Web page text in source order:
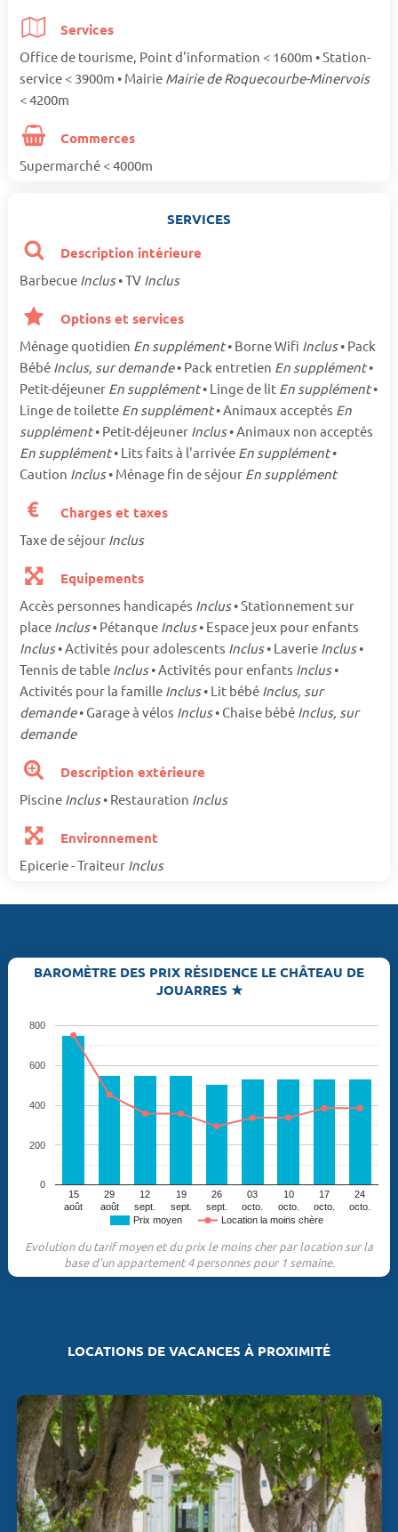
Services
Office de tourisme, Point d'information < 1600m • Station-
service < 3900m • Mairie Mairie de Roquecourbe-Minervois
< 4200m
Commerces
Supermarché < 4000m
SERVICES
Description intérieure
Barbecue Inclus• TV Inclus
Options et services
Ménage quotidien En supplément• Borne Wifi Inclus• Pack
Bébé Inclus, sur demande• Pack entretien En supplément•
Petit-déjeuner En supplément• Linge de lit En supplément•
Linge de toilette En supplément• Animaux acceptés En
supplément• Petit-déjeuner Inclus• Animaux non acceptés
En supplément• Lits faits à l'arrivée En supplément•
Caution Inclus• Ménage fin de séjour En supplément
Charges et taxes
Taxe de séjour Inclus
Equipements
Accès personnes handicapés Inclus• Stationnement sur
place Inclus• Pétanque Inclus• Espace jeux pour enfants
Inclus• Activités pour adolescents Inclus• Laverie Inclus•
Tennis de table Inclus• Activités pour enfants Inclus•
Activités pour la famille Inclus• Lit bébé Inclus, sur
demande• Garage à vélos Inclus• Chaise bébé Inclus, sur
demande
Description extérieure
Piscine Inclus• Restauration Inclus
Environnement
Epicerie - Traiteur Inclus
BAROMÈTRE DES PRIX RÉSIDENCE LE CHÂTEAU DE
JOUARRES ★
Prix moyen Location la moins chère
15
août
29
août
12
sept.
19
sept.
26
sept.
03
octo.
10
octo.
17
octo.
24
octo.
0
200
400
600
800
Evolution du tarif moyen et du prix le moins cher par location sur la
base d'un appartement 4 personnes pour 1 semaine.
LOCATIONS DE VACANCES À PROXIMITÉ